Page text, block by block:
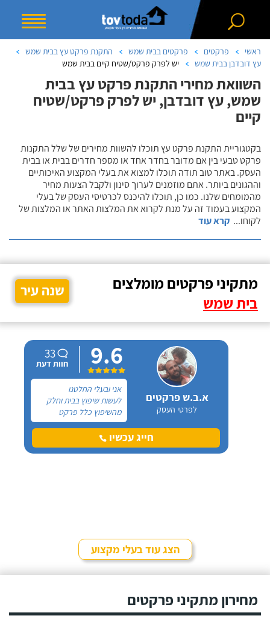
ראשי פרקטים פרקטים בבית שמש
התקנת פרקט עץ בבית שמש
עץ דובדבן בבית שמש
יש לפרק פרקט/שטיח קיים בבית שמש
השוואת מחירי התקנת פרקט עץ בבית
שמש, עץ דובדבן, יש לפרק פרקט/שטיח
קיים
בקטגוריית התקנת פרקט עץ תוכלו להשוות מחירים של שלל התקנות
פרקט טבעי בין אם מדובר בחדר אחד או מספר חדרים בבית או בבית
העסק. באתר טוב תודה תוכלו למצוא את בעלי המקצוע האיכותיים
וההגונים ביותר. אתם מוזמנים לערוך סינון ולקבל הצעות מחיר
מהמומחים שלנו. כמו כן, תוכלו להיכנס לכרטיסי העסק של בעלי
המקצוע בעמוד זה על מנת לקרוא את המלצות האתר או המלצות של
לקוחו... קרא עוד
מתקיני פרקטים מומלצים
בית שמש
שנה עיר
א.ב.ש פרקטים
לפרטי העסק
9.6
33
חוות דעת
אני ובעלי החלטנו
לעשות שיפוץ בבית וחלק
מהשיפוץ כלל פרקט
למינציה שיותקן מעל
הריצוף (הישן) הקיים. קנינו
את הפרקט מחנות חיצונית
חייג עכשיו
הצג עוד בעלי מקצוע
מחירון מתקיני פרקטים